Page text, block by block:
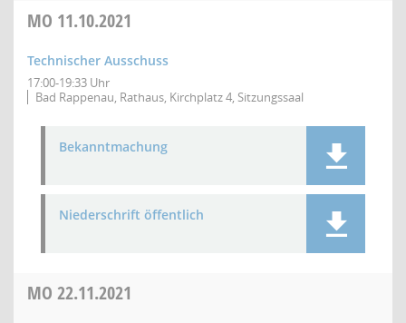
MO 11.10.2021
Technischer Ausschuss
17:00-19:33 Uhr
Bad Rappenau, Rathaus, Kirchplatz 4, Sitzungssaal
Bekanntmachung
Niederschrift öffentlich
MO 22.11.2021